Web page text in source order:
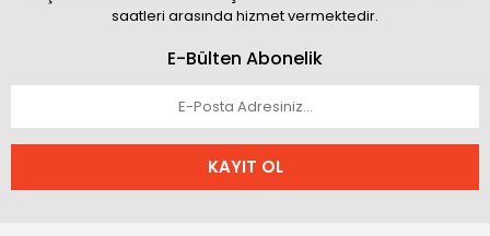
saatleri arasında hizmet vermektedir.
E-Bülten Abonelik
KAYIT OL